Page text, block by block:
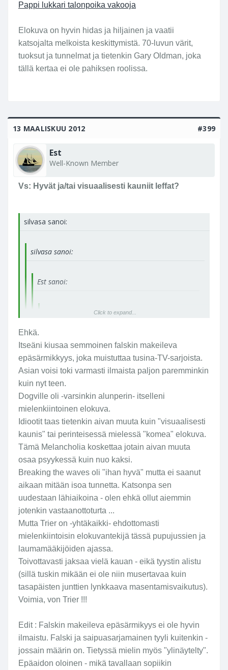
Pappi lukkari talonpoika vakooja
Elokuva on hyvin hidas ja hiljainen ja vaatii
katsojalta melkoista keskittymistä. 70-luvun värit,
tuoksut ja tunnelmat ja tietenkin Gary Oldman, joka
tällä kertaa ei ole pahiksen roolissa.
13 MAALISKUU 2012 #399
Est
Well-Known Member
Vs: Hyvät ja/tai visuaalisesti kauniit leffat?
silvasa sanoi:
silvasa sanoi:
Est sanoi:
amerikkalaisvaikutusta" ja teos olisi
mestarillinen. Mutta tuollaisenakin viime
Click to expand...
varmaan samasta asiasta?) näkyi mun makuuni jo
Antichristissa häiritsevänä. Trierin leffoista eniten
kolahtaa Breaking the waves ja Idiootit. Eka menee
visuaalisesti komeitten leffojen listalle, jälkimmäinen
ehkä vähemmän..
Click to expand...
Click to expand...
Ehkä.
Itseäni kiusaa semmoinen falskin makeileva
epäsärmikkyys, joka muistuttaa tusina-TV-sarjoista.
Asian voisi toki varmasti ilmaista paljon paremminkin
kuin nyt teen.
Dogville oli -varsinkin alunperin- itselleni
mielenkiintoinen elokuva.
Idiootit taas tietenkin aivan muuta kuin "visuaalisesti
kaunis" tai perinteisessä mielessä "komea" elokuva.
Tämä Melancholia koskettaa jotain aivan muuta
osaa psyykessä kuin nuo kaksi.
Breaking the waves oli "ihan hyvä" mutta ei saanut
aikaan mitään isoa tunnetta. Katsonpa sen
uudestaan lähiaikoina - olen ehkä ollut aiemmin
jotenkin vastaanottoturta ...
Mutta Trier on -yhtäkaikki- ehdottomasti
mielenkiintoisin elokuvantekijä tässä pupujussien ja
laumamääkijöiden ajassa.
Toivottavasti jaksaa vielä kauan - eikä tyystin alistu
(sillä tuskin mikään ei ole niin musertavaa kuin
tasapäisten junttien lynkkaava masentamisvaikutus).
Voimia, von Trier !!!
Edit : Falskin makeileva epäsärmikyys ei ole hyvin
ilmaistu. Falski ja saipuasarjamainen tyyli kuitenkin -
jossain määrin on. Tietyssä mielin myös "ylinäytelty".
Epäaidon oloinen - mikä tavallaan sopiikin